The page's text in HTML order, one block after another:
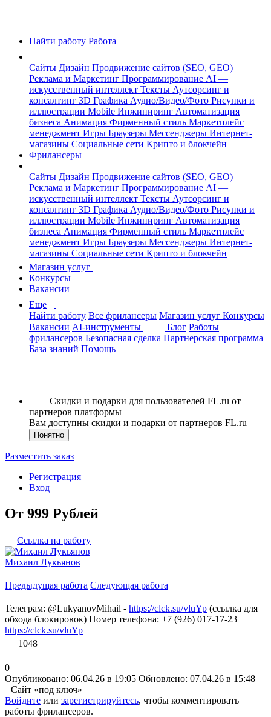
Найти работу Работа
Сайты Дизайн Продвижение сайтов (SEO, GEO)
Реклама и Маркетинг Программирование AI —
искусственный интеллект Тексты Аутсорсинг и
консалтинг 3D Графика Аудио/Видео/Фото Рисунки и
иллюстрации Mobile Инжиниринг Автоматизация
бизнеса Анимация Фирменный стиль Маркетплейс
менеджмент Игры Браузеры Мессенджеры Интернет-
магазины Социальные сети Крипто и блокчейн
Фрилансеры
Сайты Дизайн Продвижение сайтов (SEO, GEO)
Реклама и Маркетинг Программирование AI —
искусственный интеллект Тексты Аутсорсинг и
консалтинг 3D Графика Аудио/Видео/Фото Рисунки и
иллюстрации Mobile Инжиниринг Автоматизация
бизнеса Анимация Фирменный стиль Маркетплейс
менеджмент Игры Браузеры Мессенджеры Интернет-
магазины Социальные сети Крипто и блокчейн
Магазин услуг
Конкурсы
Вакансии
Еще
Найти работу Все фрилансеры Магазин услуг Конкурсы
Вакансии AI-инструменты Блог Работы
фрилансеров Безопасная сделка Партнерская программа
База знаний Помощь
Скидки и подарки для пользователей FL.ru от
партнеров платформы
Вам доступны скидки и подарки от партнеров FL.ru
Понятно
Разместить заказ
Регистрация
Вход
От 999 Рублей
Ссылка на работу
Михаил Лукьянов
Предыдущая работа Следующая работа
Телеграм: @LukyanovMihail - https://clck.su/vluYp (ссылка для
обхода блокировок) Номер телефона: +7 (926) 017-17-23
https://clck.su/vluYp
1048
0
Опубликовано: 06.04.26 в 19:05 Обновлено: 07.04.26 в 15:48
Сайт «под ключ»
Войдите или зарегистрируйтесь, чтобы комментировать
работы фрилансеров.